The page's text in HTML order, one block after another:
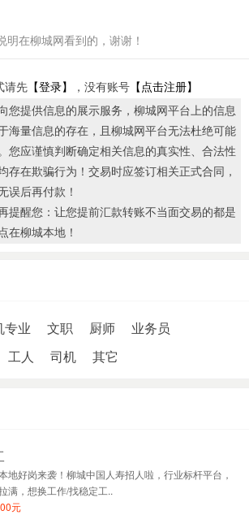
明在柳城网看到的，谢谢！
请先 【登录】 ，没有账号 【点击注册】
您提供信息的展示服务，柳城网平台上的信息
海量信息的存在，且柳城网平台无法杜绝可能
您应谨慎判断确定相关信息的真实性、合法性
存在欺骗行为！交易时应签订相关正式合同，
误后再付款！
提醒您：让您提前汇款转账不当面交易的都是
在柳城本地！
专业 文职 厨师
业务员
工人 司机 其它
地好岗来袭！柳城中国人寿招人啦，行业标杆平台，
满，想换工作/找稳定工..
元